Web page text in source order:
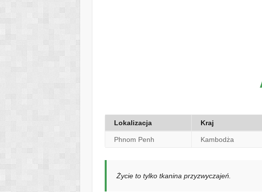
Lokalizacja Kraj
Phnom Penh Kambodża
Życie to tylko tkanina przyzwyczajeń.